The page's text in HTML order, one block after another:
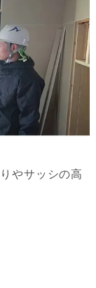
やサッシの高